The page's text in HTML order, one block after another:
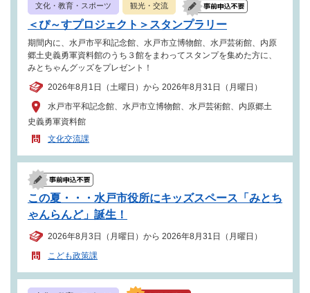
文化・教育・スポーツ 観光・交流
＜ぴ～すプロジェクト＞スタンプラリー
期間内に、水戸市平和記念館、水戸市立博物館、水戸芸術館、内原
郷土史義勇軍資料館のうち３館をまわってスタンプを集めた方に、
みとちゃんグッズをプレゼント！
2026年8月1日（土曜日）から 2026年8月31日（月曜日）
水戸市平和記念館、水戸市立博物館、水戸芸術館、内原郷土
史義勇軍資料館
文化交流課
この夏・・・水戸市役所にキッズスペース「みとち
ゃんらんど」誕生！
2026年8月3日（月曜日）から 2026年8月31日（月曜日）
こども政策課